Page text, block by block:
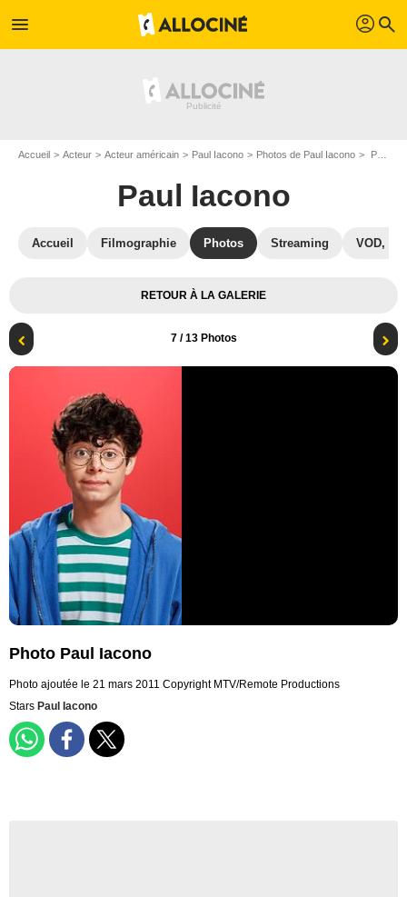
menu profil search
Accueil Acteur Acteur américain Paul Iacono Photos de Paul Iacono Photo Paul Iacono
Paul Iacono
Accueil Filmographie Photos Streaming VOD,
RETOUR À LA GALERIE
7/ 13 Photos
Photo Paul Iacono
Photo ajoutée le 21 mars 2011 Copyright MTV/Remote Productions
Stars Paul Iacono